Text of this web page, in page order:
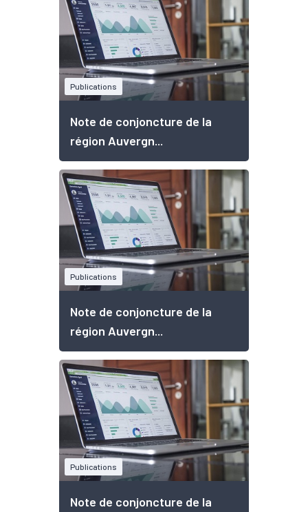
Publications
Note de conjoncture de la
région Auvergn...
Publications
Note de conjoncture de la
région Auvergn...
Publications
Note de conjoncture de la